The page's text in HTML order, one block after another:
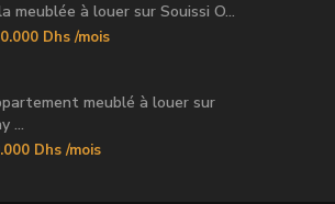
meublée à louer sur Souissi O...
Dhs /mois
meublé à louer sur
...
Dhs /mois